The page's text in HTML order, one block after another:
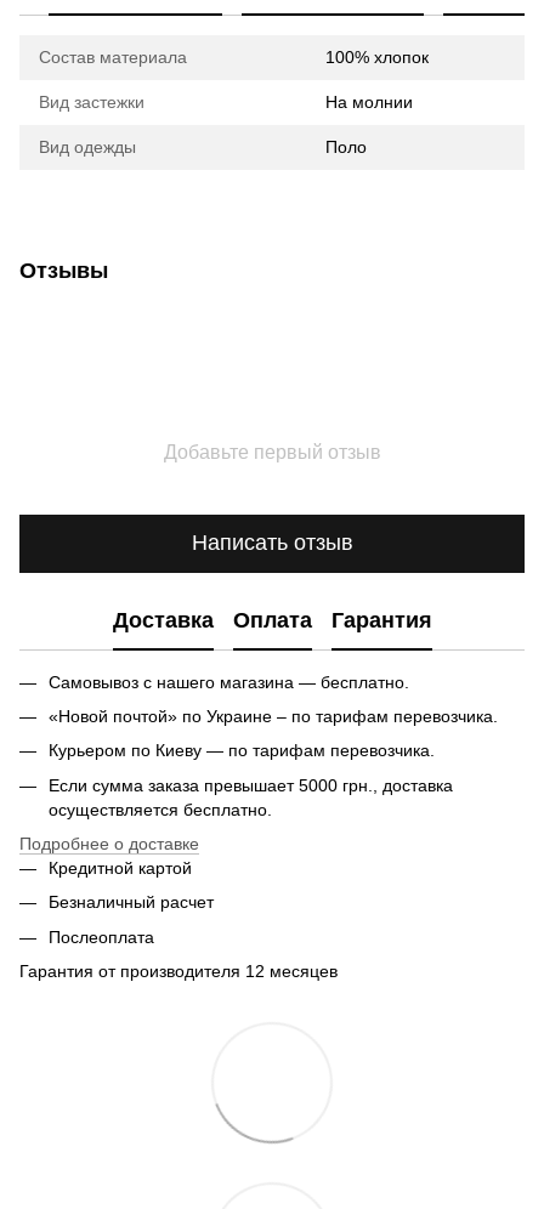
Состав материала 100% хлопок
Вид застежки На молнии
Вид одежды Поло
Отзывы
Добавьте первый отзыв
Написать отзыв
Доставка Оплата Гарантия
Самовывоз с нашего магазина — бесплатно.
«Новой почтой» по Украине – по тарифам перевозчика.
Курьером по Киеву — по тарифам перевозчика.
Если сумма заказа превышает 5000 грн., доставка
осуществляется бесплатно.
Подробнее о доставке
Кредитной картой
Безналичный расчет
Послеоплата
Гарантия от производителя 12 месяцев